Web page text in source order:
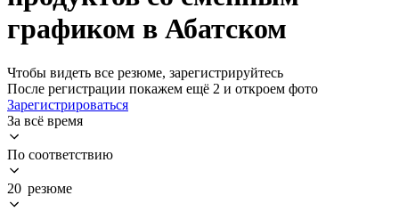
графиком в Абатском
Чтобы видеть все резюме, зарегистрируйтесь
После регистрации покажем ещё 2 и откроем фото
Зарегистрироваться
За всё время
По соответствию
20 резюме